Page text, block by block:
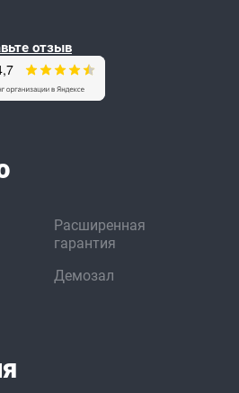
отзыв
Расширенная
гарантия
Демозал